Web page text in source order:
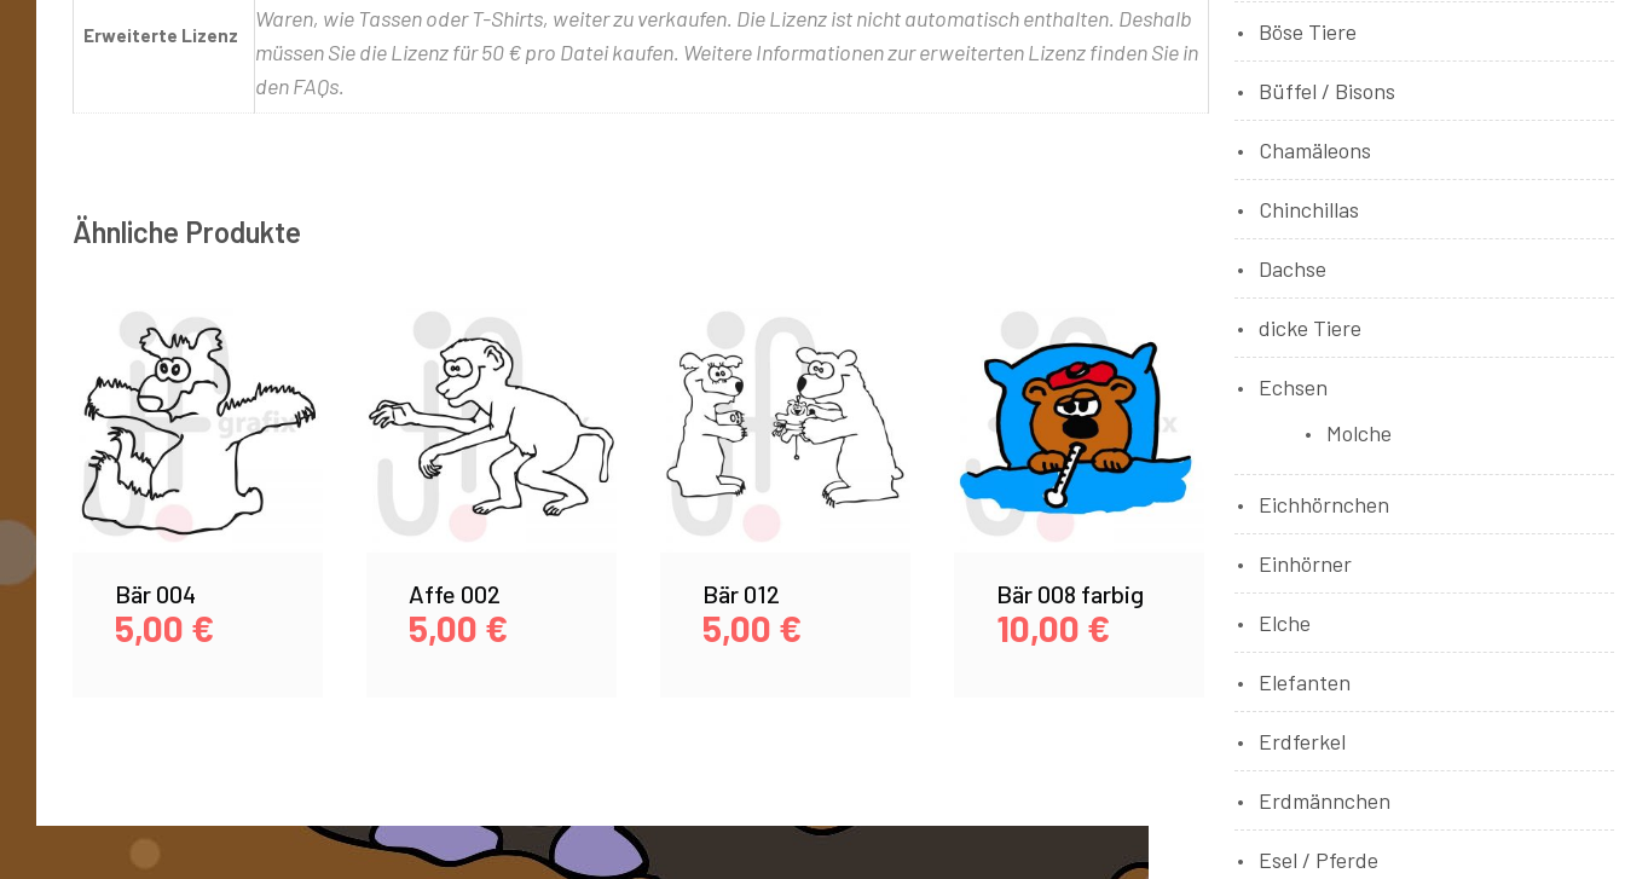
Erweiterte Lizenz
Waren, wie Tassen oder T-Shirts, weiter zu verkaufen. Die Lizenz ist nicht automatisch enthalten. Deshalb
müssen Sie die Lizenz für 50 € pro Datei kaufen. Weitere Informationen zur erweiterten Lizenz finden Sie in
den FAQs.
Ähnliche Produkte
Bär 004
5,00 €
Affe 002
5,00 €
Bär 012
5,00 €
Bär 008 farbig
10,00 €
Böse Tiere
Büffel / Bisons
Chamäleons
Chinchillas
Dachse
dicke Tiere
Echsen
Molche
Eichhörnchen
Einhörner
Elche
Elefanten
Erdferkel
Erdmännchen
Esel / Pferde